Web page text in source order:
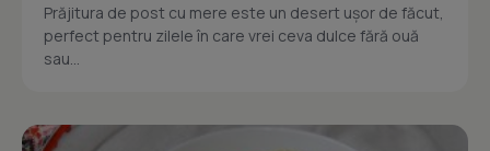
Prăjitura de post cu mere este un desert ușor de făcut,
perfect pentru zilele în care vrei ceva dulce fără ouă
sau...